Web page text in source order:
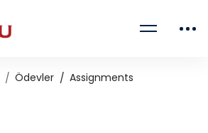
Ödevler Assignments